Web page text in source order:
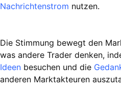
Nachrichtenstrom nutzen.
Die Stimmung bewegt den
was andere Trader denken,
Ideen besuchen und die
anderen Marktakteuren